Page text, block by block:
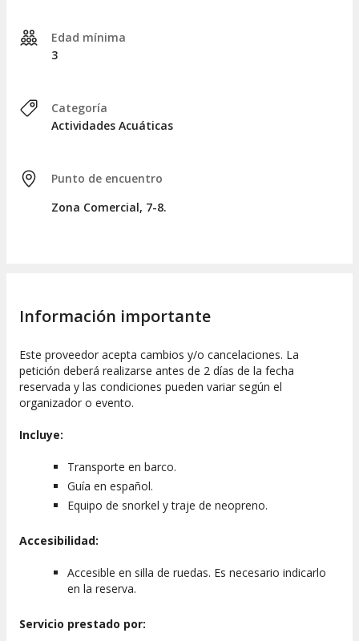
Edad mínima
3
Categoría
Actividades Acuáticas
Punto de encuentro
Zona Comercial, 7-8.
Información importante
Este proveedor acepta cambios y/o cancelaciones. La
petición deberá realizarse antes de 2 días de la fecha
reservada y las condiciones pueden variar según el
organizador o evento.
Incluye:
Transporte en barco.
Guía en español.
Equipo de snorkel y traje de neopreno.
Accesibilidad:
Accesible en silla de ruedas. Es necesario indicarlo
en la reserva.
Servicio prestado por: